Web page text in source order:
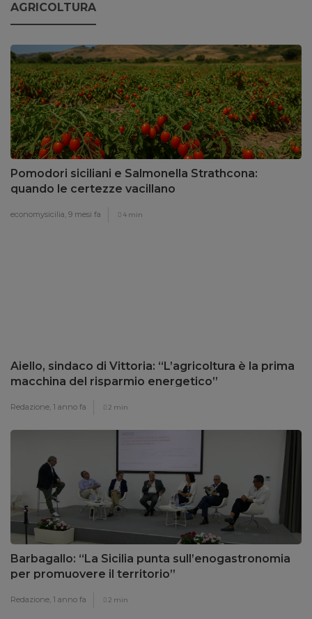
AGRICOLTURA
Pomodori siciliani e Salmonella Strathcona:
quando le certezze vacillano
economysicilia, 9 mesi fa 4 min
Aiello, sindaco di Vittoria: “L’agricoltura è la prima
macchina del risparmio energetico”
Redazione, 1 anno fa 2 min
Barbagallo: “La Sicilia punta sull’enogastronomia
per promuovere il territorio”
Redazione, 1 anno fa 2 min